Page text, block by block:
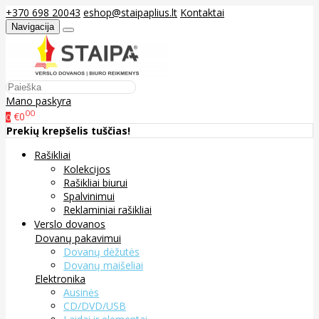
+370 698 20043 eshop@staipaplius.lt Kontaktai
Navigacija
Mano paskyra
0 €000
Prekių krepšelis tuščias!
Rašikliai
Kolekcijos
Rašikliai biurui
Spalvinimui
Reklaminiai rašikliai
Verslo dovanos
Dovanų pakavimui
Dovanų dėžutės
Dovanų maišeliai
Elektronika
Ausinės
CD/DVD/USB